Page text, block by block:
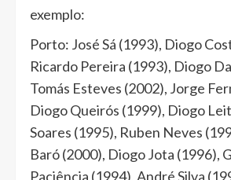
exemplo:
Porto: José Sá (1993), Diogo
Ricardo Pereira (1993), Diogo
Tomás Esteves (2002), Jorge
Diogo Queirós (1999), Diogo
Soares (1995), Ruben Neves
Baró (2000), Diogo Jota (1996),
Paciência (1994), André Silva